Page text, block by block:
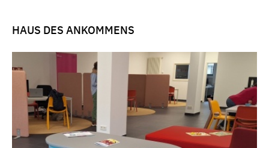
HAUS DES ANKOMMENS